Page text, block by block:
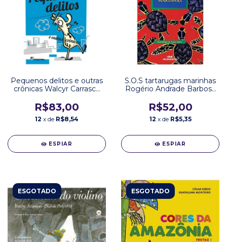
Pequenos delitos e outras
crônicas Walcyr Carrasco
R$83,00
12 x de R$8,54
ESPIAR
S.O.S tartarugas marinhas
Rogério Andrade Barbosa
R$52,00
12 x de R$5,35
ESPIAR
ESGOTADO ESGOTADO